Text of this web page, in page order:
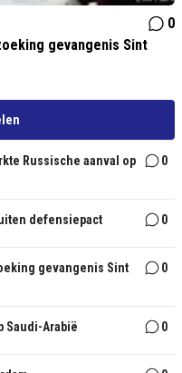
0
gevangenis Sint
Russische aanval op
0
defensiepact 0
gevangenis Sint
0
Saudi-Arabië 0